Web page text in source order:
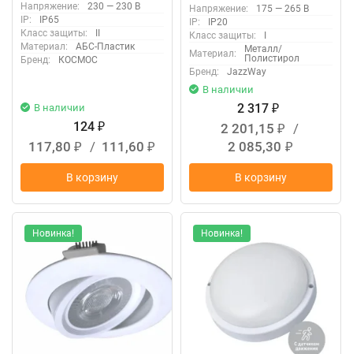
KOC_DPO15WR1OA.4K
Напряжение:
230 — 230 В
IP:
IP65
Класс защиты:
II
Материал:
АБС-Пластик
Бренд:
КОСМОС
В наличии
124 ₽
117,80 ₽ / 111,60 ₽
В корзину
Напряжение:
175 — 265 В
IP:
IP20
Класс защиты:
I
Материал:
Металл/
Полистирол
Бренд:
JazzWay
В наличии
2 317 ₽
2 201,15 ₽
/
2 085,30 ₽
В корзину
Новинка! Новинка!